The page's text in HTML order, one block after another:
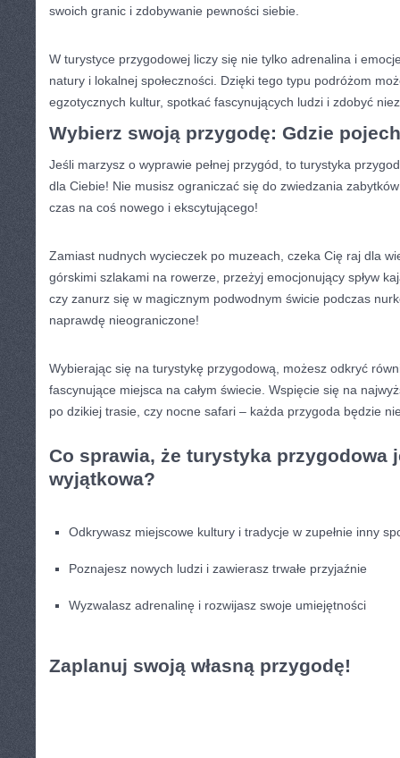
swoich granic i zdobywanie pewności siebie.
W ⁤turystyce przygodowej liczy się nie tylko adrenalina i
natury i lokalnej społeczności.‍ Dzięki‌ tego typu‍ podróżom
egzotycznych kultur, spotkać fascynujących ludzi⁣ i ‍zdobyć
Wybierz swoją przygodę: Gdzie
Jeśli marzysz o wyprawie ‍pełnej przygód, to turystyka
dla Ciebie! Nie musisz ⁤ograniczać⁢ się do ⁤zwiedzania
czas na coś nowego ‌i ekscytującego!
Zamiast nudnych wycieczek po muzeach, czeka Cię raj​ dla
górskimi ⁢szlakami na rowerze, przeżyj emocjonujący spływ
czy zanurz⁤ się w magicznym podwodnym świcie podczas
naprawdę ​nieograniczone!
Wybierając się na turystykę⁢ przygodową, możesz odkryć
fascynujące miejsca na⁤ całym świecie. Wspięcie się na
⁤po​ dzikiej trasie, czy nocne safari – ‍każda ‌przygoda będzie
Co sprawia,⁣ że⁣ turystyka⁣ przygodowa‌
wyjątkowa?
Odkrywasz ⁤miejscowe kultury i tradycje⁣ w zupełnie‍ inny
Poznajesz nowych ⁣ludzi i zawierasz trwałe przyjaźnie
Wyzwalasz ⁤adrenalinę ‌i rozwijasz‌ swoje​ umiejętności
Zaplanuj ‌swoją własną‍ przygodę!